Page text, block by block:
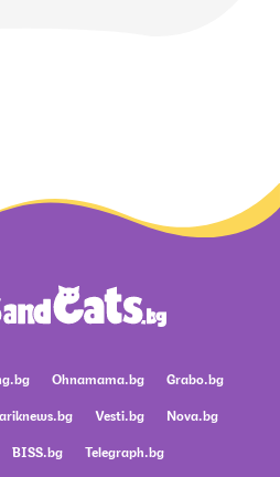
Ohnamama.bg
Grabo.bg
Vesti.bg
Nova.bg
BISS.bg Telegraph.bg